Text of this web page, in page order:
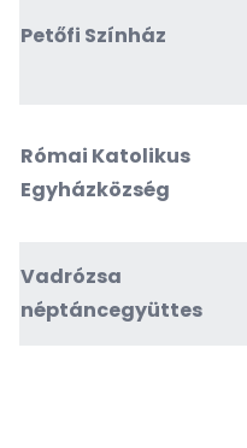
Petőfi Színház
Római Katolikus
Egyházközség
Vadrózsa
néptáncegyüttes